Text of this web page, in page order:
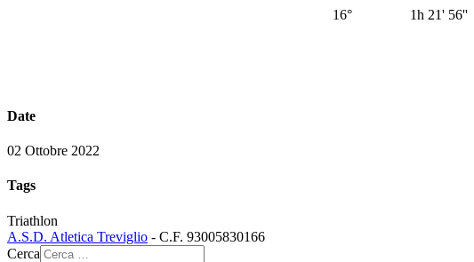
16°
1h 21' 56''
Date
02 Ottobre 2022
Tags
Triathlon
A.S.D. Atletica Treviglio - C.F. 93005830166
Cerca